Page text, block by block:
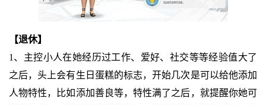
【退休】
1、主控小人在她经历过工作、爱好、社交等等经验值大了
之后，头上会有生日蛋糕的标志，开始几次是可以给他添加
人物特性，比如添加善良等，特性满了之后，就提醒你她可